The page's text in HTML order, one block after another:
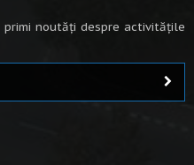
noutăți despre activitățile